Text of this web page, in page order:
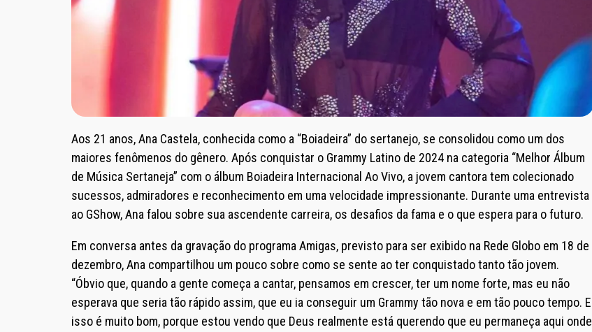
Aos 21 anos, Ana Castela, conhecida como a “Boiadeira” do sertanejo, se consolidou como um dos
maiores fenômenos do gênero. Após conquistar o Grammy Latino de 2024 na categoria “Melhor Álbum
de Música Sertaneja” com o álbum Boiadeira Internacional Ao Vivo, a jovem cantora tem colecionado
sucessos, admiradores e reconhecimento em uma velocidade impressionante. Durante uma entrevista
ao GShow, Ana falou sobre sua ascendente carreira, os desafios da fama e o que espera para o futuro.
Em conversa antes da gravação do programa Amigas, previsto para ser exibido na Rede Globo em 18 de
dezembro, Ana compartilhou um pouco sobre como se sente ao ter conquistado tanto tão jovem.
“Óbvio que, quando a gente começa a cantar, pensamos em crescer, ter um nome forte, mas eu não
esperava que seria tão rápido assim, que eu ia conseguir um Grammy tão nova e em tão pouco tempo. E
isso é muito bom, porque estou vendo que Deus realmente está querendo que eu permaneça aqui onde